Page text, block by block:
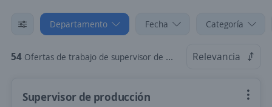
Departamento Fecha Categoría
54 Ofertas de trabajo de supervisor de produccion en Bolívar Relevancia
Supervisor de producción